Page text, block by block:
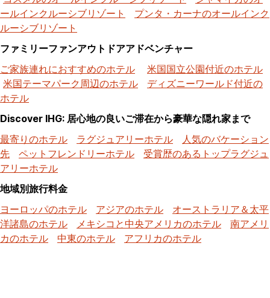
ールインクルーシブリゾート
プンタ・カーナのオールインク
ルーシブリゾート
ファミリーファンアウトドアアドベンチャー
ご家族連れにおすすめのホテル
米国国立公園付近のホテル
米国テーマパーク周辺のホテル
ディズニーワールド付近の
ホテル
Discover IHG: 居心地の良いご滞在から豪華な隠れ家まで
最寄りのホテル
ラグジュアリーホテル
人気のバケーション
先
ペットフレンドリーホテル
受賞歴のあるトップラグジュ
アリーホテル
地域別旅行料金
ヨーロッパのホテル
アジアのホテル
オーストラリア＆太平
洋諸島のホテル
メキシコと中央アメリカのホテル
南アメリ
カのホテル
中東のホテル アフリカのホテル